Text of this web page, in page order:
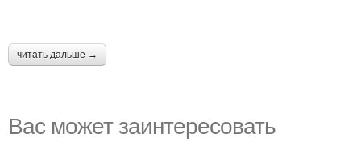
читать дальше →
Вас может заинтересовать